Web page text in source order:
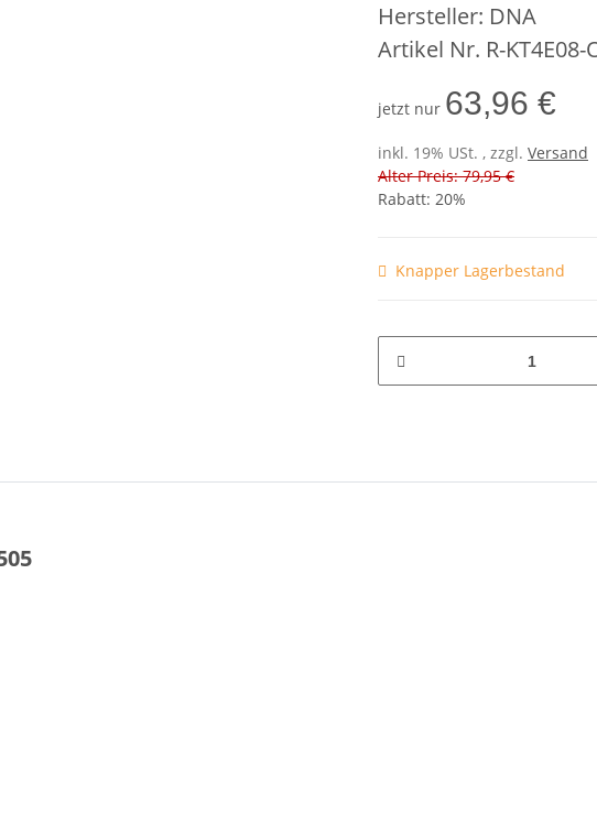
Hersteller: DNA
Artikel Nr. R-KT4E08-
jetzt nur 63,96 €
inkl. 19% USt. , zzgl. Versand
Alter Preis: 79,95 €
Rabatt: 20%
Knapper Lagerbestand